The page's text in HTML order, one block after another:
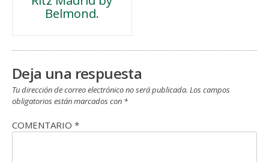
Belmond.
Deja una respuesta
Tu dirección de correo electrónico no será publicada. Los campos
obligatorios están marcados con *
COMENTARIO *